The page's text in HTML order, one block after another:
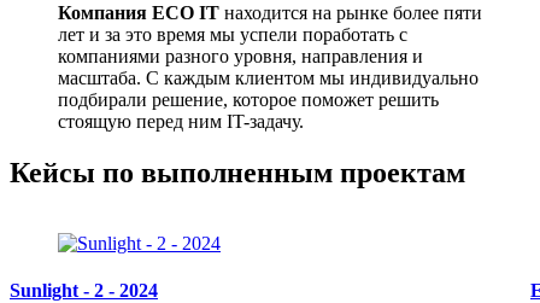
Компания ECO IT находится на рынке более пяти
лет и за это время мы успели поработать с
компаниями разного уровня, направления и
масштаба. С каждым клиентом мы индивидуально
подбирали решение, которое поможет решить
стоящую перед ним IT-задачу.
Кейсы по выполненным проектам
Sunlight - 2 - 2024